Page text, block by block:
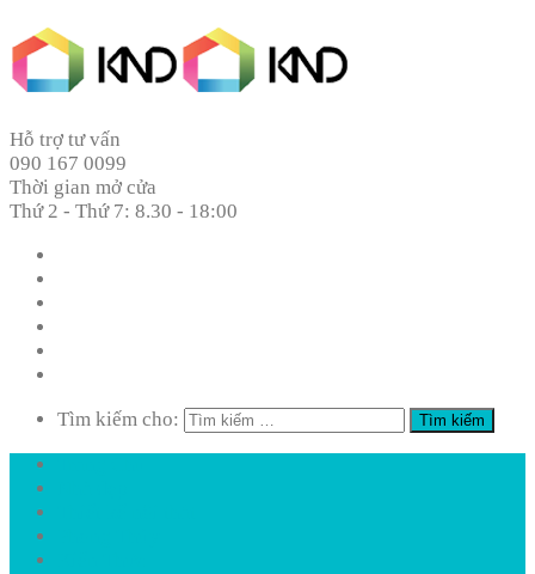
Hỗ trợ tư vấn
090 167 0099
Thời gian mở cửa
Thứ 2 - Thứ 7: 8.30 - 18:00
Tìm kiếm cho: